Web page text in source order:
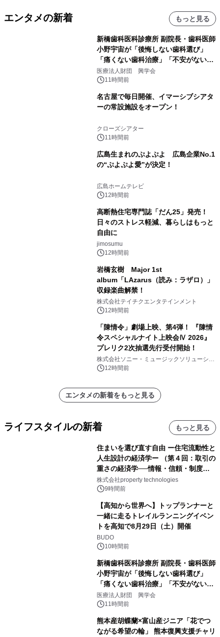
エンタメの新着 もっと見る
新橋歯科医科診療所 副院長・歯科医師
小野宇宙が「後悔しない歯科選び」
「痛くない歯科治療」「不安がない治
療計画」をテーマに専門監修
医療法人財団 興学会
11時間前
名古屋で毎日開催、イマーシブシアタ
ーの常設施設をオープン！
クローズシアター
11時間前
広島生まれのぷよぷよ 広島企業No.1
の“ぷよぷよ愛”が決定！
広島ホームテレビ
12時間前
高断熱住宅専門誌「だん25」発売！
日々のストレス軽減、暮らしはもっと
自由に
jimosumu
12時間前
岩橋玄樹 Major 1st
album「LAzarus（読み：ラザロ）」
収録楽曲解禁！
株式会社テイチクエンタテインメント
12時間前
「陳情令」劇場上映、第4弾！ 『陳情
令スペシャルナイト上映会Ⅳ 2026』
プレリク2次抽選先行受付開始！
株式会社ソニー・ミュージックソリューショ
ンズ12時間前
エンタメの新着をもっと見る
ライフスタイルの新着 もっと見る
住まいを選び直す自由 ー住宅流動性と
人生設計の経済学ー （第４回：取引の
重さの経済学──情報・信頼・制度を
PropTechはどう組み替えるか）｜
PropTech-Lab
株式会社property technologies
9時間前
【高知から世界へ】トップランナーと
一緒に走るトレイルランニングイベン
トを高知で8月29日（土）開催
BUDO
10時間前
新橋歯科医科診療所 副院長・歯科医師
小野宇宙が「後悔しない歯科選び」
「痛くない歯科治療」「不安がない治
療計画」をテーマに専門監修
医療法人財団 興学会
11時間前
熊本産胡蝶蘭×富山産ジニア「花でつ
ながる希望の輪」 熊本復興支援チャリ